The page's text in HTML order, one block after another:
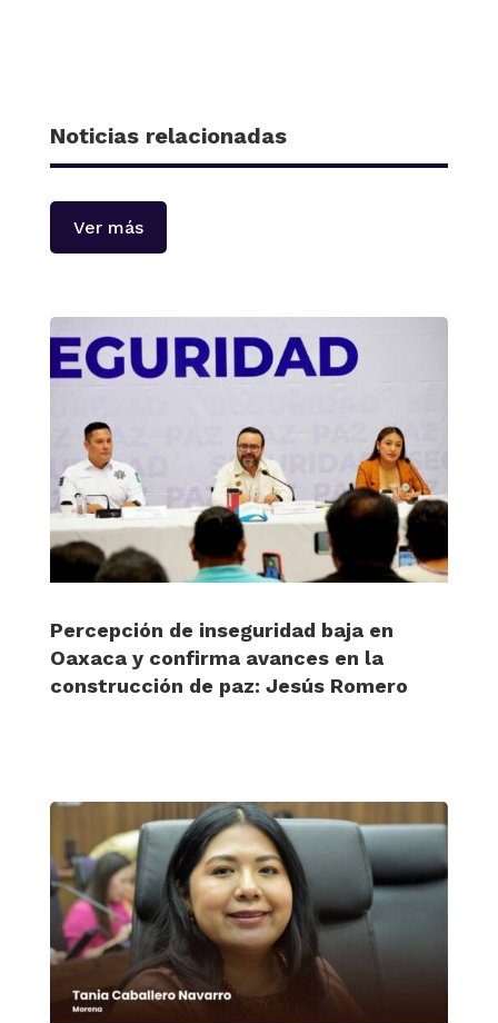
Noticias relacionadas
Ver más
Percepción de inseguridad baja en
Oaxaca y confirma avances en la
construcción de paz: Jesús Romero